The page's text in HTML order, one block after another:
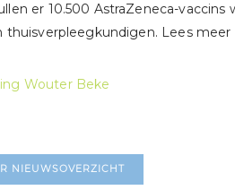
er 10.500 AstraZeneca-
thuisverpleegkundigen. Lees
Wouter Beke
NIEUWSOVERZICHT